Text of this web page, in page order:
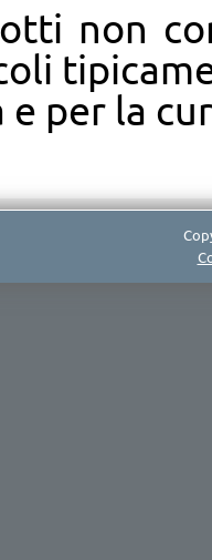
non
e per la